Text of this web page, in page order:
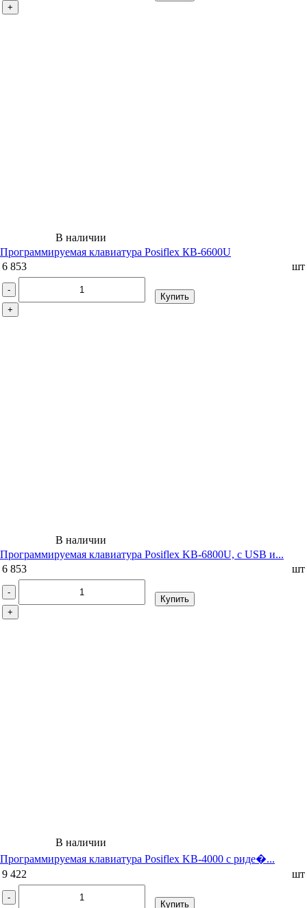
+
В наличии
Программируемая клавиатура Posiflex КВ-6600U
6 853
шт
-
+
Купить
В наличии
Программируемая клавиатура Posiflex KB-6800U, с USB и...
6 853
шт
-
+
Купить
В наличии
Программируемая клавиатура Posiflex KB-4000 c риде�...
9 422
шт
-
Купить